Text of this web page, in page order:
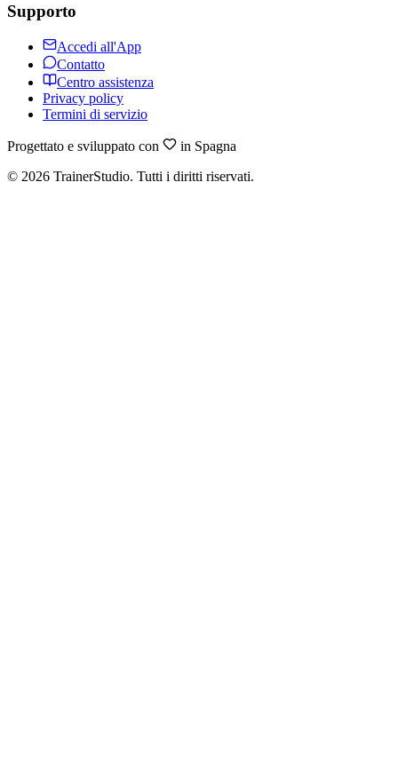
Supporto
Accedi all'App
Contatto
Centro assistenza
Privacy policy
Termini di servizio
Progettato e sviluppato con
in Spagna
© 2026 TrainerStudio. Tutti i diritti riservati.